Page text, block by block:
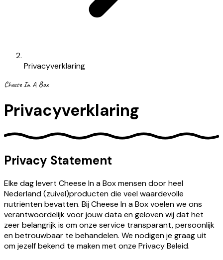
Privacyverklaring
Cheese In A Box
Privacyverklaring
Privacy Statement
Elke dag levert Cheese In a Box mensen door heel
Nederland (zuivel)producten die veel waardevolle
nutriënten bevatten. Bij Cheese In a Box voelen we ons
verantwoordelijk voor jouw data en geloven wij dat het
zeer belangrijk is om onze service transparant, persoonlijk
en betrouwbaar te behandelen. We nodigen je graag uit
om jezelf bekend te maken met onze Privacy Beleid.